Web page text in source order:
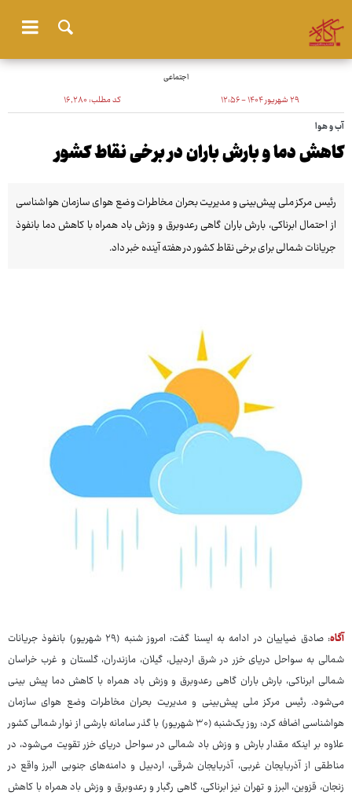
اجتماعی
۲۹ شهریور ۱۴۰۴ - ۱۲:۵۶ کد مطلب:۱۶٬۲۸۰
آب و هوا
کاهش دما و بارش باران در برخی نقاط کشور
رئیس مرکز ملی پیش‌بینی و مدیریت بحران مخاطرات وضع هوای سازمان هواشناسی
از احتمال ابرناکی، بارش باران گاهی رعدوبرق و وزش باد همراه با کاهش دما بانفوذ
جریانات شمالی برای برخی نقاط کشور در هفته آینده خبر داد.
آگاه
: صادق ضیاییان در ادامه به ایسنا گفت: امروز شنبه (۲۹ شهریور) بانفوذ جریانات
شمالی به سواحل دریای خزر در شرق اردبیل، گیلان، مازندران، گلستان و غرب خراسان
شمالی ابرناکی، بارش باران گاهی رعدوبرق و وزش باد همراه با کاهش دما پیش بینی
می‌شود. رئیس مرکز ملی پیش‌بینی و مدیریت بحران مخاطرات وضع هوای سازمان
هواشناسی اضافه کرد: روز یک‌شنبه (۳۰ شهریور) با گذر سامانه بارشی از نوار شمالی کشور
علاوه بر اینکه مقدار بارش و وزش باد شمالی در سواحل دریای خزر تقویت می‌شود، در
مناطقی از آذربایجان غربی، آذربایجان شرقی، اردبیل و دامنه‌های جنوبی البرز واقع در
زنجان، قزوین، البرز و تهران نیز ابرناکی، گاهی رگبار و رعدوبرق و وزش باد همراه با کاهش